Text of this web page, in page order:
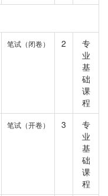
笔试（闭卷） 2
专
业
基
础
课
程
笔试（开卷） 3
专
业
基
础
课
程